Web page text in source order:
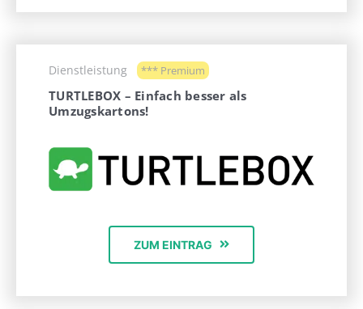
Dienstleistung *** Premium
TURTLEBOX – Einfach besser als
Umzugskartons!
ZUM EINTRAG